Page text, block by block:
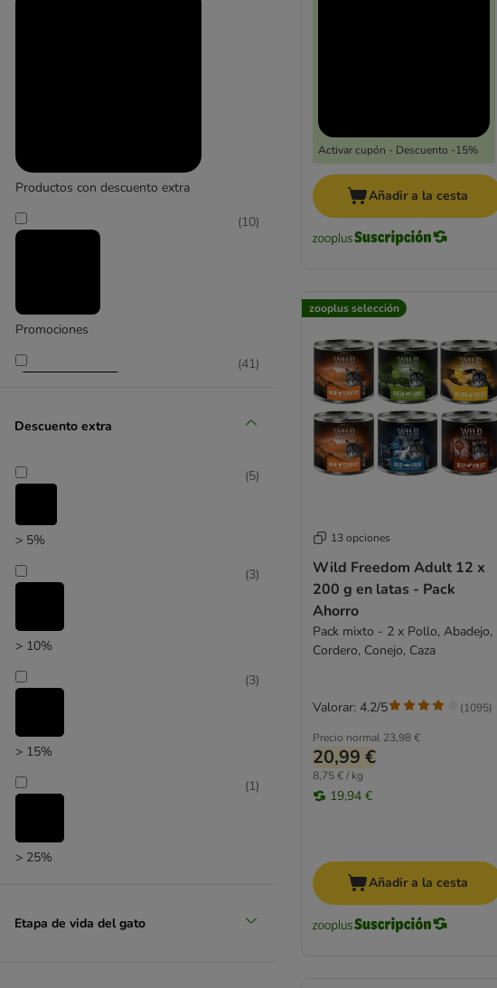
Productos con descuento extra
Promociones
(10)
(41)
Descuento extra
> 5%
(5)
> 10%
(3)
> 15%
(3)
> 25%
(1)
Etapa de vida del gato
Activar cupón - Descuento -15%
Añadir a la cesta
zooplus selección
13 opciones
Wild Freedom Adult 12 x
200 g en latas - Pack
Ahorro
Pack mixto - 2 x Pollo, Abadejo,
Cordero, Conejo, Caza
Precio normal 23,98 €
20,99 €
8,75 € / kg
19,94 €
Valorar: 4.2/5 (1095)
Añadir a la cesta